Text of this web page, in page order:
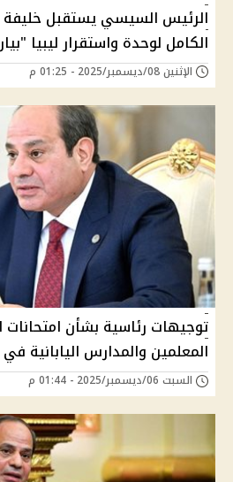
الرئيس السيسي يستقبل
الكامل لوحدة واستقرار ليبيا
الإثنين 08/ديسمبر/2025 - 01:25 م
توجيهات رئاسية بشأن امتحانات
المعلمين والمدارس اليابانية
السبت 06/ديسمبر/2025 - 01:44 م